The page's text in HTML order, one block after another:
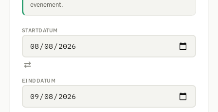
evenement.
STARTDATUM
⇄
EINDDATUM